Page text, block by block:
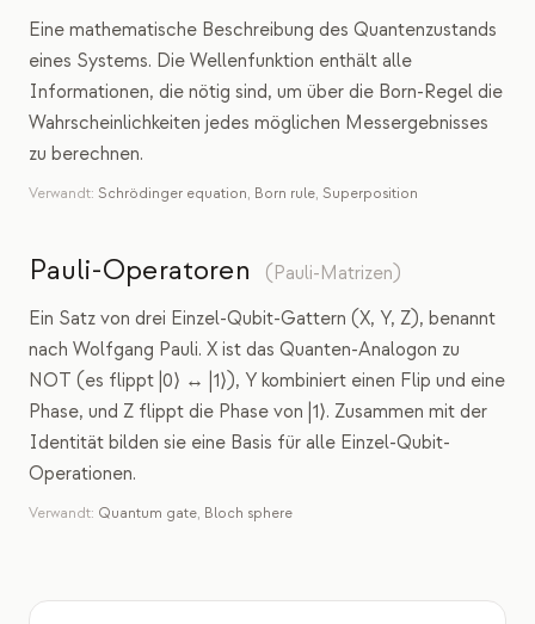
Eine mathematische Beschreibung des Quantenzustands
eines Systems. Die Wellenfunktion enthält alle
Informationen, die nötig sind, um über die Born-Regel die
Wahrscheinlichkeiten jedes möglichen Messergebnisses
zu berechnen.
Verwandt: Schrödinger equation, Born rule, Superposition
Pauli-Operatoren ( Pauli-Matrizen)
Ein Satz von drei Einzel-Qubit-Gattern (X, Y, Z), benannt
nach Wolfgang Pauli. X ist das Quanten-Analogon zu
NOT (es flippt |0⟩ ↔ |1⟩), Y kombiniert einen Flip und eine
Phase, und Z flippt die Phase von |1⟩. Zusammen mit der
Identität bilden sie eine Basis für alle Einzel-Qubit-
Operationen.
Verwandt: Quantum gate, Bloch sphere